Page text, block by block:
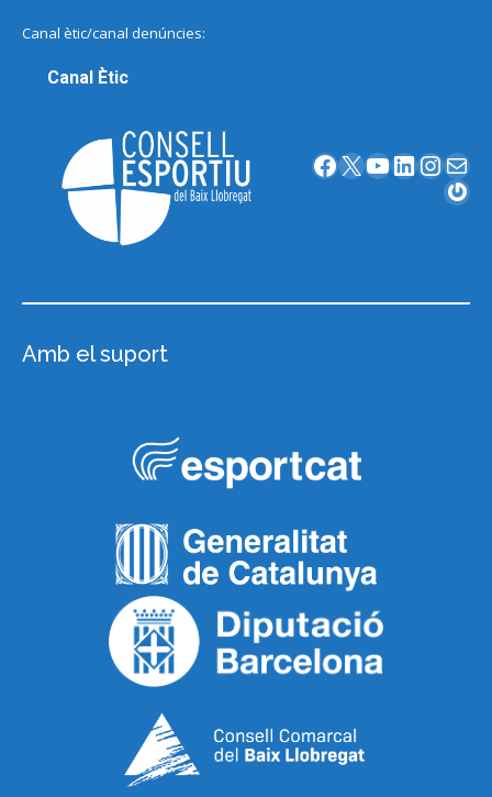
Canal ètic/canal denúncies:
Canal Ètic
Facebook X YouTube LinkedIn InstagramCorreu electrònic
Gravatar
Amb el suport